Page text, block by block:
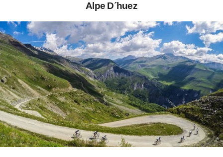
Alpe D´huez